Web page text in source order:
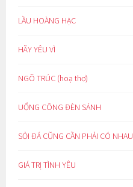
LẦU HOÀNG HẠC
HÃY YÊU VÌ
NGÕ TRÚC (hoạ thơ)
UỔNG CÔNG ĐÈN SÁNH
SỎI ĐÁ CŨNG CẦN PHẢI CÓ NHAU
GIÁ TRỊ TÌNH YÊU